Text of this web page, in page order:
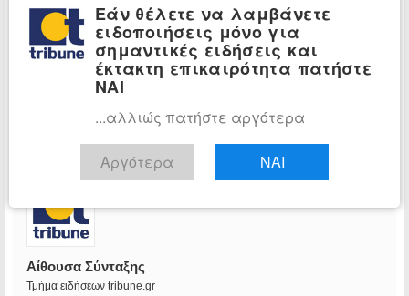
Αίθουσα Σύνταξης
Τμήμα ειδήσεων tribune.gr
Εάν θέλετε να λαμβάνετε
ειδοποιήσεις μόνο για
σημαντικές ειδήσεις και
έκτακτη επικαιρότητα πατήστε
ΝΑΙ
...αλλιώς πατήστε αργότερα
Αργότερα ΝΑΙ